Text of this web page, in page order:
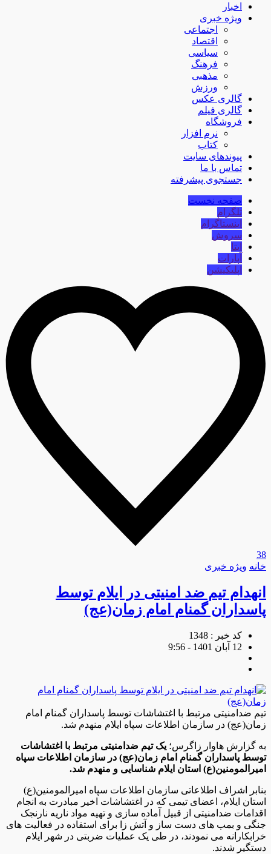
اخبار
ویژه خبری
اجتماعی
اقتصاد
سیاسی
فرهنگ
مذهبی
ورزش
گالری عکس
گالری فیلم
فروشگاه
نرم افزار
کتاب
پیوندهای سایت
تماس با ما
جستجوی پیشرفته
صفحه نخست
تلگرام
اینستاگرام
سروش
ایتا
آپارات
اپلیکیشن
38
خانه ویژه خبری
انهدام تیم ضد امنیتی در ایلام توسط
پاسداران گمنام امام زمان(عج)
کد خبر : 1348
12 آبان 1401 - 9:56
تیم ضدامنیتی مرتبط با اغتشاشات توسط پاسداران گمنام امام
زمان(عج) در سازمان اطلاعات سپاه ایلام منهدم شد.
به گزارش هاوار زاگرس؛ یک تیم ضدامنیتی مرتبط با اغتشاشات
توسط پاسداران گمنام امام زمان(عج) در سازمان اطلاعات سپاه
امیرالمومنین(ع) استان ایلام شناسایی و منهدم شد.
بنابر اشراف اطلاعاتی سازمان اطلاعات سپاه امیرالمومنین(ع)
استان ایلام، اعضای تیمی که در اغتشاشات اخیر مبادرت به انجام
اقدامات ضدامنیتی از قبیل آماده سازی و تهیه مواد ناریه نارنجک
جنگی و بمب های دست ساز و آتش زا برای استفاده در فعالیت های
خرابکارانه می نمودند، در طی یک عملیات ضربتی در شهر ایلام
دستگیر شدند.